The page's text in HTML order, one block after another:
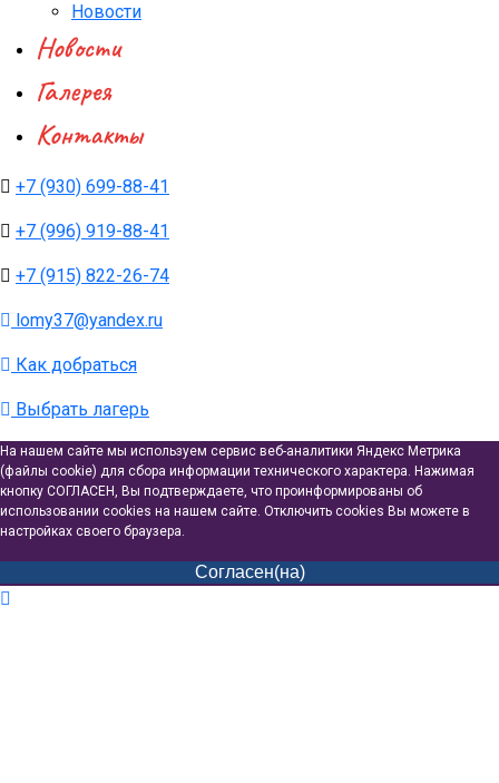
Новости
Новости
Галерея
Контакты
+7 (930) 699-88-41
+7 (996) 919-88-41
+7 (915) 822-26-74
lomy37@yandex.ru
Как добраться
Выбрать лагерь
На нашем сайте мы используем сервис веб-аналитики Яндекс Метрика
(файлы cookie) для сбора информации технического характера. Нажимая
кнопку СОГЛАСЕН, Вы подтверждаете, что проинформированы об
использовании cookies на нашем сайте. Отключить cookies Вы можете в
настройках своего браузера.
Согласен(на)